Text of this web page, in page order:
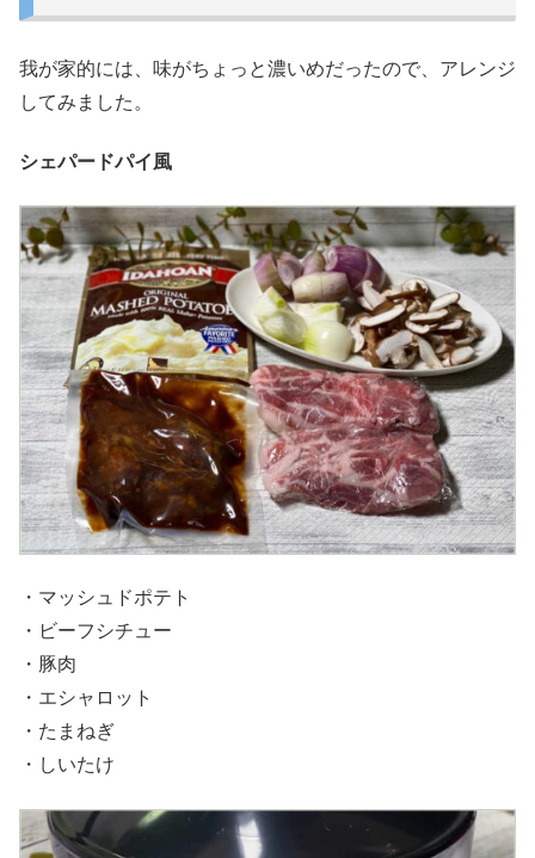
我が家的には、味がちょっと濃いめだったので、アレンジ
してみました。
シェパードパイ風
・マッシュドポテト
・ビーフシチュー
・豚肉
・エシャロット
・たまねぎ
・しいたけ